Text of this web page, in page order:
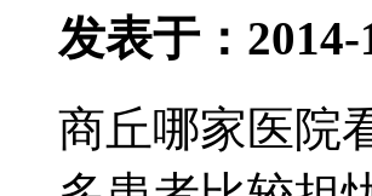
发表于：2014-
商丘哪家医院